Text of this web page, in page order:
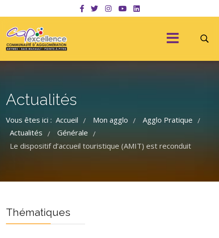
Actualités
Vous êtes ici : Accueil / Mon agglo / Agglo Pratique /
Actualités / Générale /
Le dispositif d’accueil touristique (AMIT) est reconduit
Thématiques